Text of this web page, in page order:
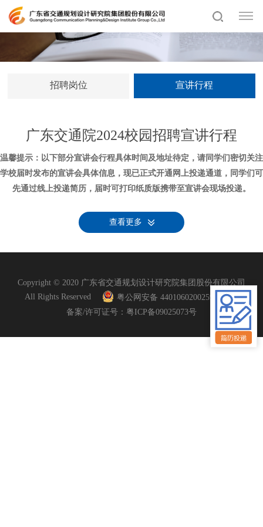
招聘岗位 宣讲行程
广东交通院2024校园招聘宣讲行程
温馨提示：以下部分宣讲会行程具体时间及地址待定，请同学们密切关注
学校届时发布的宣讲会具体信息，现已正式开通网上投递通道，同学们可
先通过线上投递简历，届时可打印纸质版携带至宣讲会现场投递。
查看更多
Copyright © 2020 广东省交通规划设计研究院集团股份有限公司
All Rights Reserved
粤公网安备 44010602002597号
备案/许可证号：粤ICP备09025073号